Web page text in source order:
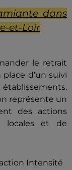
dans
et-Loir
le retrait
d’un suivi
représente un
des actions
locales et de
Intensité